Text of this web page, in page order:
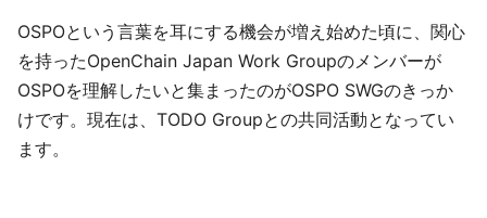
OSPOという言葉を耳にする機会が増え始めた頃に、関心
を持ったOpenChain Japan Work Groupのメンバーが
OSPOを理解したいと集まったのがOSPO SWGのきっか
けです。現在は、TODO Groupとの共同活動となってい
ます。